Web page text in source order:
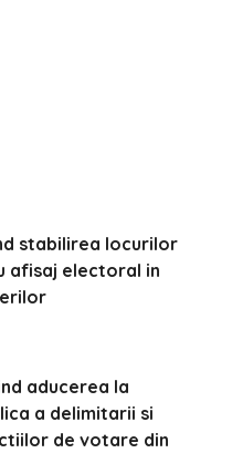
stabilirea locurilor
afisaj electoral in
aducerea la
a delimitarii si
de votare din